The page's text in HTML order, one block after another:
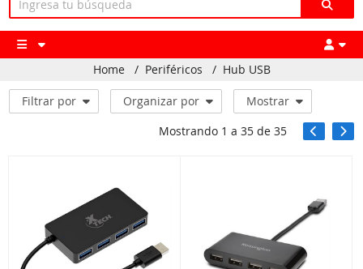
Home / Periféricos / Hub USB
Filtrar por Organizar por
Mostrar
Mostrando 1 a 35de 35